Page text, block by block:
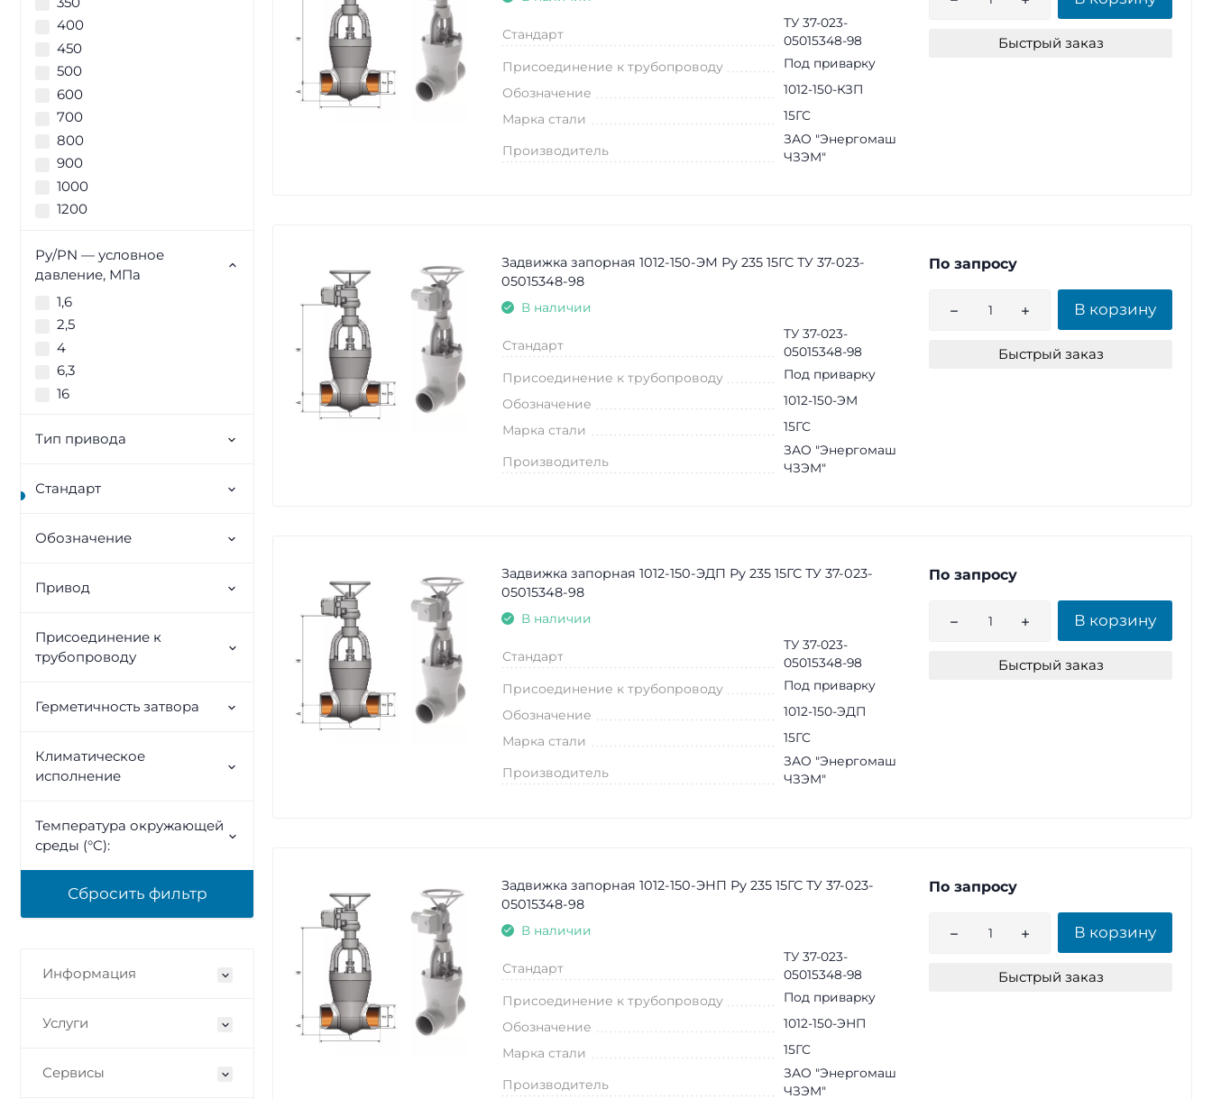
400
450
500
600
700
800
900
1000
1200
Ру/PN — условное
давление, МПа
1,6
2,5
4
6,3
16
Тип привода
Стандарт
Обозначение
Привод
Присоединение к
трубопроводу
Герметичность затвора
Климатическое
исполнение
Температура окружающей
среды (°C):
Информация
Услуги
Сервисы
Стандарт
ТУ 37-023-
05015348-98
Присоединение к трубопроводу Под приварку
Обозначение 1012-150-КЗП
Марка стали 15ГС
Производитель
ЗАО "Энергомаш
ЧЗЭМ"
Быстрый заказ
Задвижка запорная 1012-150-ЭМ Ру 235 15ГС ТУ 37-023-
05015348-98
В наличии
Стандарт
ТУ 37-023-
05015348-98
Присоединение к трубопроводу Под приварку
Обозначение 1012-150-ЭМ
Марка стали 15ГС
Производитель
ЗАО "Энергомаш
ЧЗЭМ"
По запросу
В корзину
Быстрый заказ
Задвижка запорная 1012-150-ЭДП Ру 235 15ГС ТУ 37-023-
05015348-98
В наличии
Стандарт
ТУ 37-023-
05015348-98
Присоединение к трубопроводу Под приварку
Обозначение 1012-150-ЭДП
Марка стали 15ГС
Производитель
ЗАО "Энергомаш
ЧЗЭМ"
По запросу
В корзину
Быстрый заказ
Задвижка запорная 1012-150-ЭНП Ру 235 15ГС ТУ 37-023-
05015348-98
В наличии
Стандарт
ТУ 37-023-
05015348-98
Присоединение к трубопроводу Под приварку
Обозначение 1012-150-ЭНП
Марка стали 15ГС
Производитель
ЗАО "Энергомаш
ЧЗЭМ"
По запросу
В корзину
Быстрый заказ